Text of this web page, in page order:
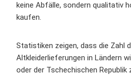
keine Abfälle, sondern qualitativ
kaufen.
Statistiken zeigen, dass die Zahl
Altkleiderlieferungen in Ländern
oder der Tschechischen